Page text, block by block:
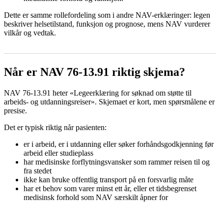
Dette er samme rollefordeling som i andre NAV-erklæringer: legen
beskriver helsetilstand, funksjon og prognose, mens NAV vurderer
vilkår og vedtak.
Når er NAV 76-13.91 riktig skjema?
NAV 76-13.91 heter «Legeerklæring for søknad om støtte til
arbeids- og utdanningsreiser». Skjemaet er kort, men spørsmålene er
presise.
Det er typisk riktig når pasienten:
er i arbeid, er i utdanning eller søker forhåndsgodkjenning før
arbeid eller studieplass
har medisinske forflytningsvansker som rammer reisen til og
fra stedet
ikke kan bruke offentlig transport på en forsvarlig måte
har et behov som varer minst ett år, eller et tidsbegrenset
medisinsk forhold som NAV særskilt åpner for